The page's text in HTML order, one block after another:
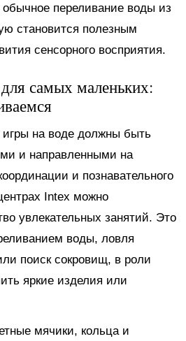
переливание воды из
становится полезным
сенсорного восприятия.
самых маленьких:
игры на воде должны быть
и направленными на
и познавательного
Intex можно
увлекательных занятий. Это
воды, ловля
поиск сокровищ, в роли
яркие изделия или
мячики, кольца и